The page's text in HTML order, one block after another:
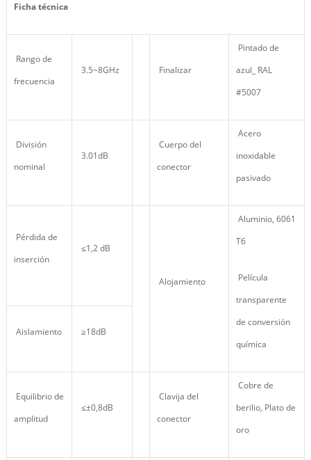
Ficha técnica
Rango de
frecuencia
3.5~8GHz Finalizar
Pintado de
azul_ RAL
#5007
División
nominal
3.01dB
Cuerpo del
conector
Acero
inoxidable
pasivado
Pérdida de
inserción
≤1,2 dB
Alojamiento
Aluminio, 6061
T6
Película
transparente
de conversión
química
Aislamiento ≥18dB
Equilibrio de
amplitud
≤±0,8dB
Clavija del
conector
Cobre de
berilio, Plato de
oro